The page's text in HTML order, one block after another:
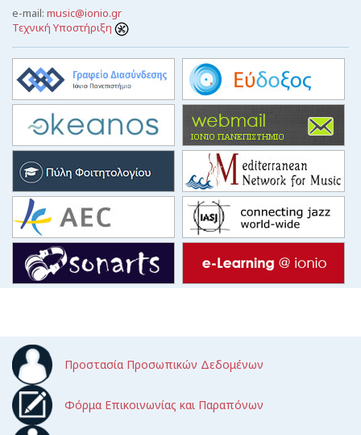
e-mail: music@ionio.gr
Τεχνική Υποστήριξη
Προστασία Προσωπικών Δεδομένων
Φόρμα Επικοινωνίας και Παραπόνων